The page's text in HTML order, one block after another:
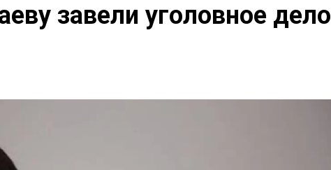
завели уголовное дело